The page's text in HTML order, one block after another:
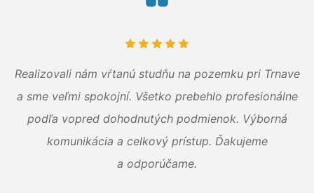
Realizovali nám vŕtanú studňu na pozemku pri Trnave
a sme veľmi spokojní. Všetko prebehlo profesionálne
podľa vopred dohodnutých podmienok. Výborná
komunikácia a celkový prístup. Ďakujeme
a odporúčame.